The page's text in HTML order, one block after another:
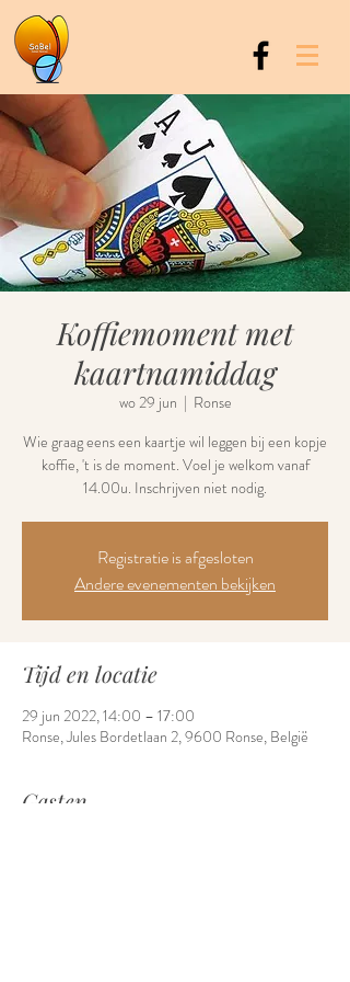
Koffiemoment met
kaartnamiddag
wo 29 jun
  |
Ronse
Wie graag eens een kaartje wil leggen bij een kopje
koffie, 't is de moment. Voel je welkom vanaf
14.00u. Inschrijven niet nodig.
Registratie is afgesloten
Andere evenementen bekijken
Tijd en locatie
29 jun 2022, 14:00 – 17:00
Ronse, Jules Bordetlaan 2, 9600 Ronse, België
Gasten